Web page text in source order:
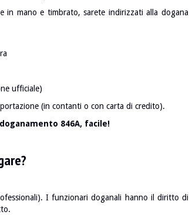
in mano e timbrato, sarete indirizzati alla dogana
ufficiale)
(in contanti o con carta di credito).
846A, facile!
I funzionari doganali hanno il diritto di